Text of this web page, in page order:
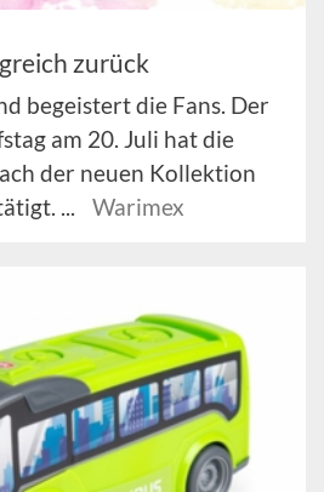
zurück
begeistert die Fans. Der
am 20. Juli hat die
der neuen Kollektion
...
Warimex